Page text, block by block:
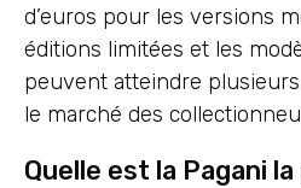
d’euros pour les versions
éditions limitées et les
peuvent atteindre
le marché des
Quelle est la Pagani